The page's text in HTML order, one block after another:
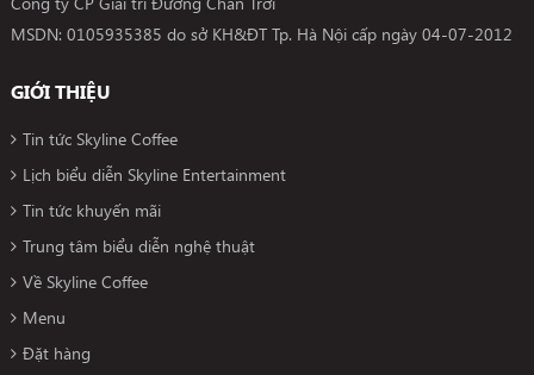
MSDN: 0105935385 do sở KH&ĐT Tp. Hà Nội cấp ngày 04-07-2012
GIỚI THIỆU
Tin tức Skyline Coffee
Lịch biểu diễn Skyline Entertainment
Tin tức khuyến mãi
Trung tâm biểu diễn nghệ thuật
Về Skyline Coffee
Menu
Đặt hàng